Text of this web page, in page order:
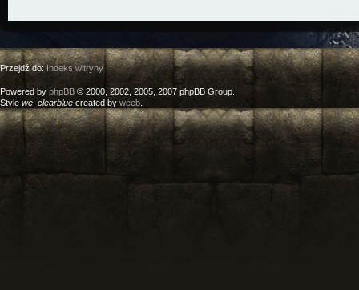
Przejdź do:Indeks witryny
Powered by phpBB © 2000, 2002, 2005, 2007 phpBB Group.
Style we_clearblue created by weeb